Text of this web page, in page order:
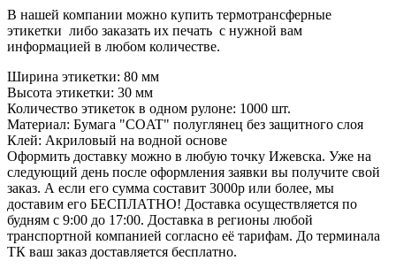
В нашей компании можно купить термотрансферные
этикетки либо заказать их печать с нужной вам
информацией в любом количестве.
Ширина этикетки: 80 мм
Высота этикетки: 30 мм
Количество этикеток в одном рулоне: 1000 шт.
Материал: Бумага "COAT" полуглянец без защитного слоя
Клей: Акриловый на водной основе
Оформить доставку можно в любую точку Ижевска. Уже на
следующий день после оформления заявки вы получите свой
заказ. А если его сумма составит 3000р или более, мы
доставим его БЕСПЛАТНО! Доставка осуществляется по
будням с 9:00 до 17:00. Доставка в регионы любой
транспортной компанией согласно её тарифам. До терминала
ТК ваш заказ доставляется бесплатно.